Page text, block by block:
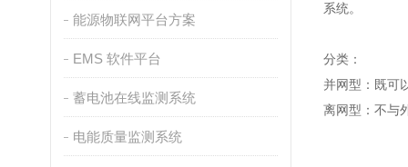
能源物联网平台方案
EMS 软件平台
蓄电池在线监测系统
电能质量监测系统
系统。
分类：
并网型：既可
离网型：不与